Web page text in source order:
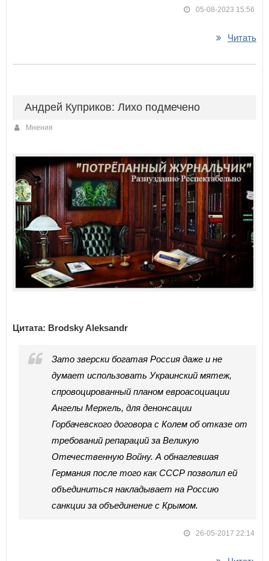
05-08-2023 15:56
Читать
Андрей Куприков: Лихо подмечено
Мнения
Цитата: Brodsky Aleksandr
Зато зверски богатая Россия даже и не
думает использовать Украинский мятеж,
спровоцированный планом евроасоциации
Ангелы Меркель, для денонсации
Горбачевского договора с Колем об отказе от
требований репараций за Великую
Отечественную Войну. А обнаглевшая
Германия после того как СССР позволил ей
объединиться накладывает на Россию
санкции за объединение с Крымом.
26-05-2017 22:14